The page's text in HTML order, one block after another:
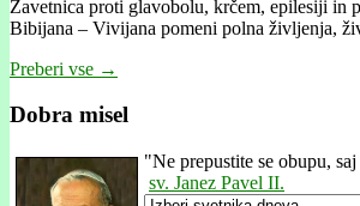
Zavetnica proti glavobolu, krčem, epilesiji
Bibijana – Vivijana pomeni polna življenja,
Preberi vse →
Dobra misel
"Ne prepustite se obupu,
sv. Janez Pavel II.